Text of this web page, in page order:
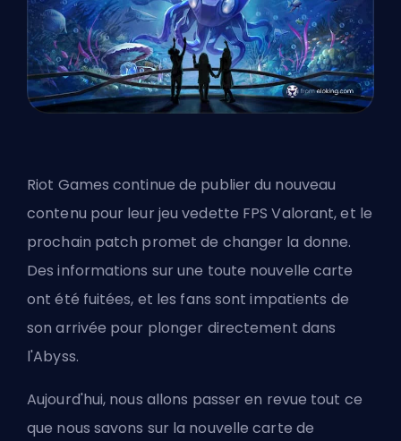
Riot Games continue de publier du nouveau
contenu pour leur jeu vedette FPSValorant, et le
prochain patch promet de changer la donne.
Des informations sur une toute nouvelle carte
ont été fuitées, et les fans sont impatients de
son arrivée pour plonger directement dans
l'Abyss.
Aujourd'hui, nous allons passer en revue tout ce
que nous savons sur la nouvelle carte de